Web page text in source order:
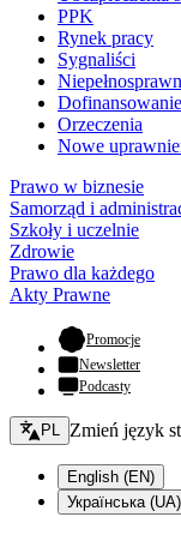
PPK
Rynek pracy
Sygnaliści
Orzeczenia
Nowe
Prawo w biznesie
Samorząd i
Szkoły i uczelnie
Zdrowie
Prawo dla każdego
Akty Prawne
Promocje-
Newsletter
Podcasty
Zmień język - bieżący:
PL Zmień język
English (EN)
Українська (UA)